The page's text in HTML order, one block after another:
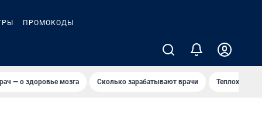
ПРОМОКОДЫ
— о здоровье мозга Сколько зарабатывают врачи Теплоход